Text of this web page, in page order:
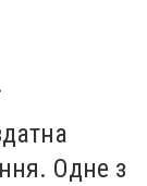
Одне з